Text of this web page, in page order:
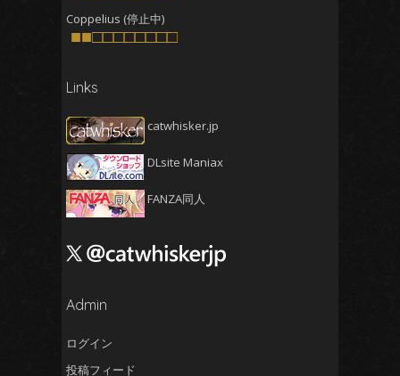
(4)
2025年5月(5)
2025年3月
2025年2月(4)
2025年1月(5)
2024年12月(5)
2024年11月(5)
2024年9月(4)
2024年7月
Coppelius (停止中)
■■□□□□□□□□
Links
catwhisker.jp
DLsite Maniax
FANZA同人
Admin
ログイン
投稿フィード